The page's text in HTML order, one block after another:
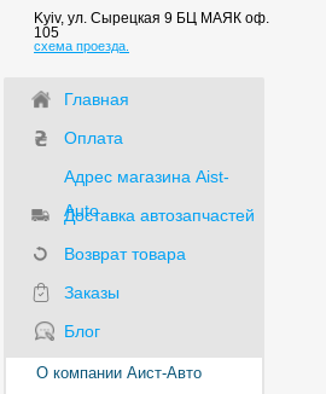
Kyiv, ул. Сырецкая 9 БЦ МАЯК оф.
105
схема проезда.
Главная
Оплата
Адрес магазина Aist-
Auto
Доставка автозапчастей
Возврат товара
Заказы
Блог
О компании Аист-Авто